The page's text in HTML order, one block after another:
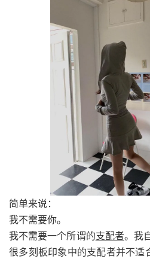
简单来说：
我不需要你。
我不需要一个所谓的支配者。我
很多刻板印象中的支配者并不适